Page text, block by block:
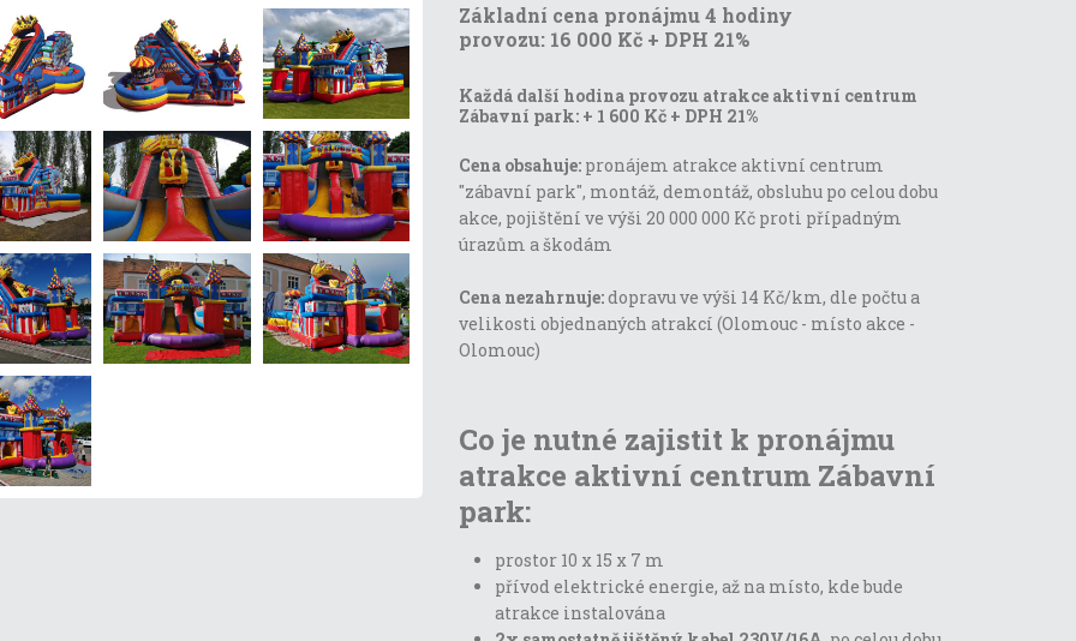
Základní cena pronájmu 4 hodiny
provozu: 16 000 Kč + DPH 21%
Každá další hodina provozu atrakce aktivní centrum
Zábavní park: + 1 600 Kč + DPH 21%
Cena obsahuje: pronájem atrakce aktivní centrum
"zábavní park", montáž, demontáž, obsluhu po celou dobu
akce, pojištění ve výši 20 000 000 Kč proti případným
úrazům a škodám
Cena nezahrnuje:dopravu ve výši 14 Kč/km, dle počtu a
velikosti objednaných atrakcí (Olomouc - místo akce -
Olomouc)
Co je nutné zajistit k pronájmu
atrakce aktivní centrum Zábavní
park:
prostor 10 x 15 x 7 m
přívod elektrické energie, až na místo, kde bude
atrakce instalována